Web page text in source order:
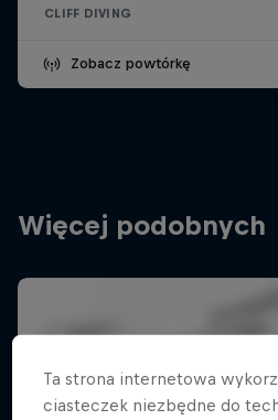
CLIFF DIVING
Zobacz powtórkę
Więcej podobnych
Ta strona internetowa
ciasteczek niezbędne do